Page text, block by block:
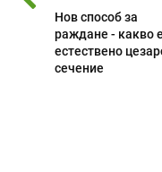
Нов способ за
раждане - какво е
естествено
сечение